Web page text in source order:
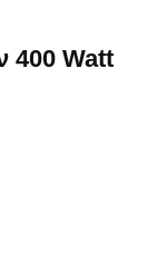
400 Watt